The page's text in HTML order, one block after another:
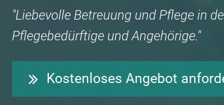
"Liebevolle Betreuung und Pflege in
Pflegebedürftige und Angehörige."
Kostenloses Angebot